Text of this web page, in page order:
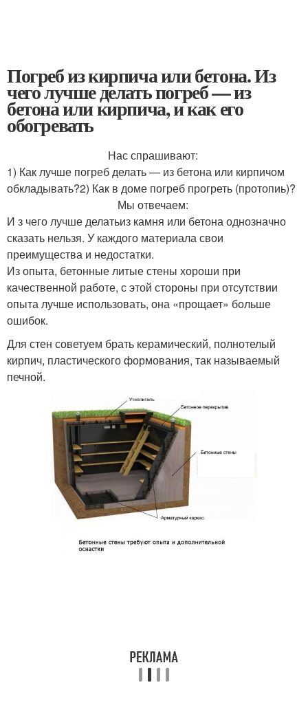
Погреб из кирпича или бетона. Из
чего лучше делать погреб — из
бетона или кирпича, и как его
обогревать
Нас спрашивают:
1) Как лучше погреб делать — из бетона или кирпичом
обкладывать?2) Как в доме погреб прогреть (протопиь)?
Мы отвечаем:
И з чего лучше делатьиз камня или бетона однозначно
сказать нельзя. У каждого материала свои
преимущества и недостатки.
Из опыта, бетонные литые стены хороши при
качественной работе, с этой стороны при отсутствии
опыта лучше использовать, она «прощает» больше
ошибок.
Для стен советуем брать керамический, полнотелый
кирпич, пластического формования, так называемый
печной.